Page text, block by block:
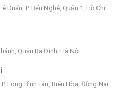
Duẩn, P. Bến Nghé, Quận 1, Hồ Chí
Quận Ba Đình, Hà Nội
Long Bình Tân, Biên Hòa, Đồng Nai